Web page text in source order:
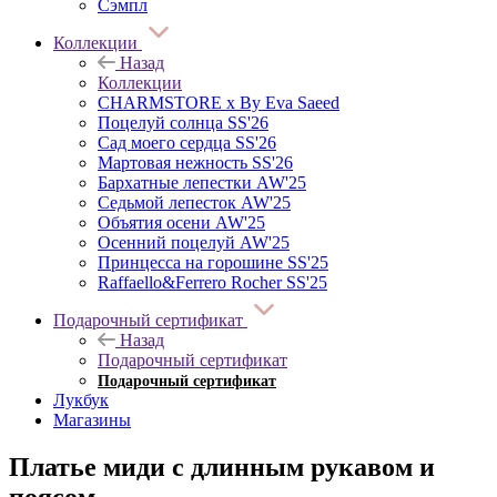
Сэмпл
Коллекции
Назад
Коллекции
CHARMSTORE х By Eva Saeed
Поцелуй солнца SS'26
Сад моего сердца SS'26
Мартовая нежность SS'26
Бархатные лепестки AW'25
Седьмой лепесток AW'25
Объятия осени AW'25
Осенний поцелуй AW'25
Принцесса на горошине SS'25
Raffaello&Ferrero Rocher SS'25
Подарочный сертификат
Назад
Подарочный сертификат
Подарочный сертификат
Лукбук
Магазины
Платье миди с длинным рукавом и